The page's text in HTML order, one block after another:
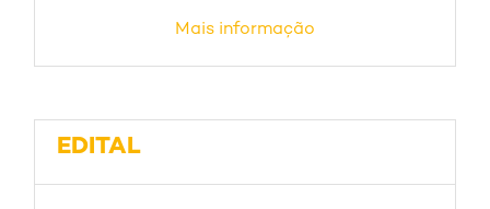
Mais informação
EDITAL